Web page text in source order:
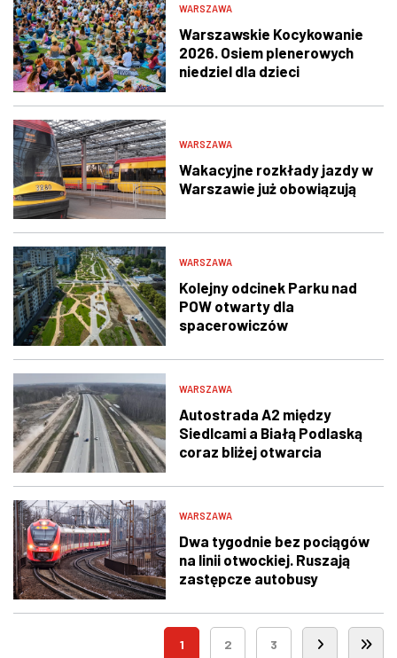
WARSZAWA
Warszawskie Kocykowanie
2026. Osiem plenerowych
niedziel dla dzieci
WARSZAWA
Wakacyjne rozkłady jazdy w
Warszawie już obowiązują
WARSZAWA
Kolejny odcinek Parku nad
POW otwarty dla
spacerowiczów
WARSZAWA
Autostrada A2 między
Siedlcami a Białą Podlaską
coraz bliżej otwarcia
WARSZAWA
Dwa tygodnie bez pociągów
na linii otwockiej. Ruszają
zastępcze autobusy
1 2 3